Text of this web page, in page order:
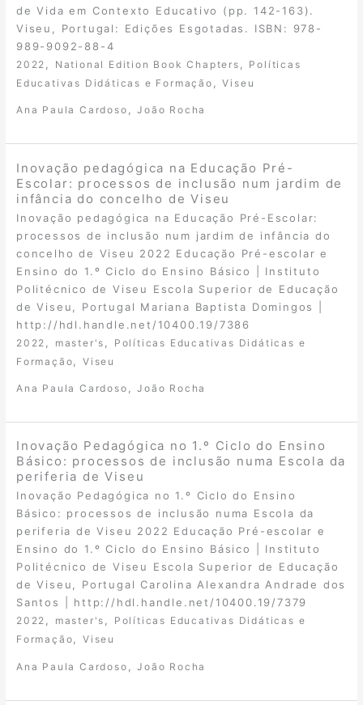
de Vida em Contexto Educativo (pp. 142-163).
Viseu, Portugal: Edições Esgotadas. ISBN: 978-
989-9092-88-4
2022 National Edition Book Chapters
Políticas
Educativas Didáticas e Formação
,Viseu
Ana Paula Cardoso ,João Rocha
Inovação pedagógica na Educação Pré-
Escolar: processos de inclusão num jardim de
infância do concelho de Viseu
Inovação pedagógica na Educação Pré-Escolar:
processos de inclusão num jardim de infância do
concelho de Viseu 2022 Educação Pré-escolar e
Ensino do 1.º Ciclo do Ensino Básico | Instituto
Politécnico de Viseu Escola Superior de Educação
de Viseu, Portugal Mariana Baptista Domingos |
http://hdl.handle.net/10400.19/7386
2022 master's
Políticas Educativas Didáticas e
Formação
,Viseu
Ana Paula Cardoso ,João Rocha
Inovação Pedagógica no 1.º Ciclo do Ensino
Básico: processos de inclusão numa Escola da
periferia de Viseu
Inovação Pedagógica no 1.º Ciclo do Ensino
Básico: processos de inclusão numa Escola da
periferia de Viseu 2022 Educação Pré-escolar e
Ensino do 1.º Ciclo do Ensino Básico | Instituto
Politécnico de Viseu Escola Superior de Educação
de Viseu, Portugal Carolina Alexandra Andrade dos
Santos | http://hdl.handle.net/10400.19/7379
2022 , master's ,
Políticas Educativas Didáticas e
Formação,Viseu
Ana Paula Cardoso ,João Rocha